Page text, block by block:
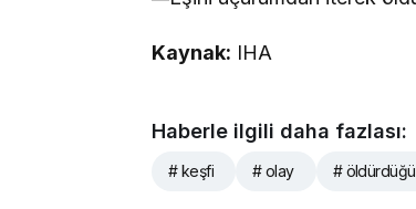
Kaynak: IHA
Haberle ilgili daha fazlası:
# keşfi # olay # öldürdüğü